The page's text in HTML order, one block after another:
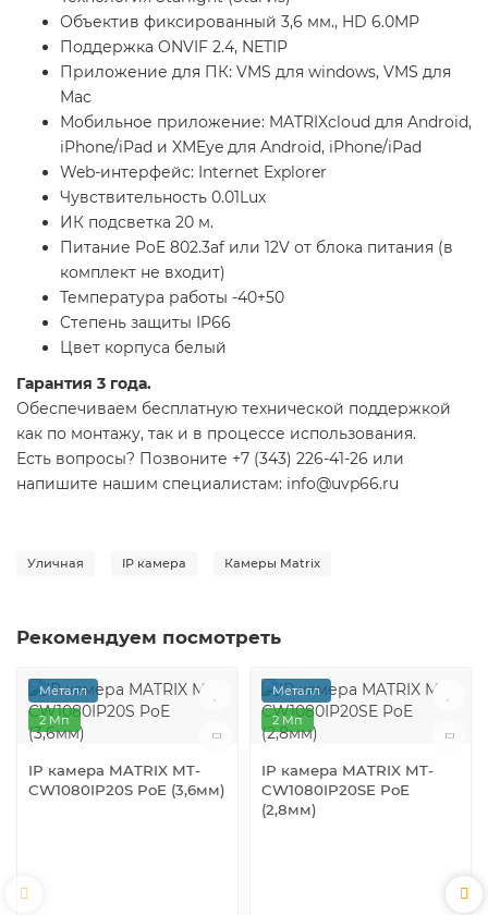
Объектив фиксированный 3,6 мм., HD 6.0MP
Поддержка ONVIF 2.4, NETIP
Приложение для ПК: VMS для windows, VMS для
Mac
Мобильное приложение: MATRIXcloud для Android,
iPhone/iPad и XMEye для Android, iPhone/iPad
Web-интерфейс: Internet Explorer
Чувствительность 0.01Lux
ИК подсветка 20 м.
Питание PoE 802.3af или 12V от блока питания (в
комплект не входит)
Температура работы -40+50
Cтепень защиты IP66
Цвет корпуса белый
Гарантия 3 года.
Обеспечиваем бесплатную технической поддержкой
как по монтажу, так и в процессе использования.
Есть вопросы? Позвоните +7 (343) 226-41-26 или
напишите нашим специалистам: info@uvp66.ru
Уличная IP камера Камеры Matrix
Рекомендуем посмотреть
Металл
2 Мп
IP камера MATRIX MT-
CW1080IP20S PoE (3,6мм)
Металл
2 Мп
IP камера MATRIX MT-
CW1080IP20SE PoE
(2,8мм)